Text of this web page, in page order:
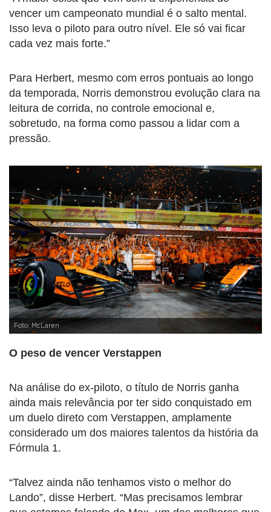
vencer um campeonato mundial é o salto mental.
Isso leva o piloto para outro nível. Ele só vai ficar
cada vez mais forte.”
Para Herbert, mesmo com erros pontuais ao longo
da temporada, Norris demonstrou evolução clara na
leitura de corrida, no controle emocional e,
sobretudo, na forma como passou a lidar com a
pressão.
Foto: McLaren
O peso de vencer Verstappen
Na análise do ex-piloto, o título de Norris ganha
ainda mais relevância por ter sido conquistado em
um duelo direto com Verstappen, amplamente
considerado um dos maiores talentos da história da
Fórmula 1.
“Talvez ainda não tenhamos visto o melhor do
Lando”, disse Herbert. “Mas precisamos lembrar